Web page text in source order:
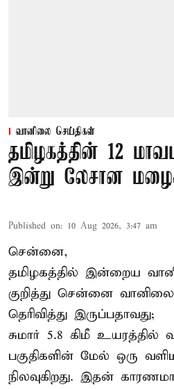
வானிலை செய்திகள்
தமிழகத்தின் 12
இன்று லேசான
Published on: 10 Aug 2026, 3:47 am
சென்னை,
தமிழகத்தில் இன்றைய
குறித்து சென்னை
தெரிவித்து இருப்பதாவது;
சுமார் 5.8 கிமீ
பகுதிகளின் மேல் ஒரு
நிலவுகிறது. இதன்